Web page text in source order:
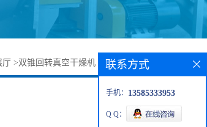
厅 >双锥回转真空干燥机 搪瓷双锥烘干机
联系方式
手机： 13585333953
Q Q：